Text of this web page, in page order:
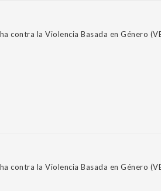
la Violencia Basada en Género
la Violencia Basada en Género